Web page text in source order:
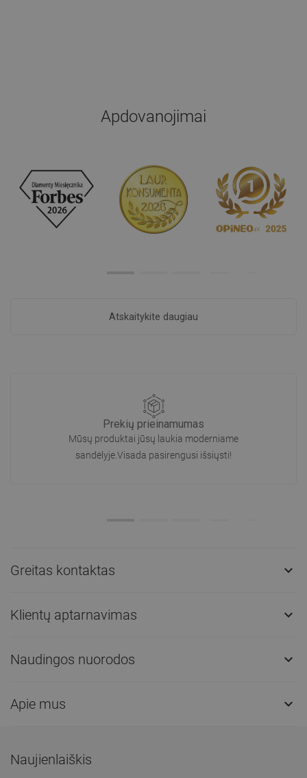
Apdovanojimai
Atskaitykite daugiau
Prekių prieinamumas
Mūsų produktai jūsų laukia moderniame
sandėlyje.Visada pasirengusi išsiųsti!
Greitas kontaktas 
Klientų aptarnavimas 
Naudingos nuorodos 
Apie mus 
Naujienlaiškis